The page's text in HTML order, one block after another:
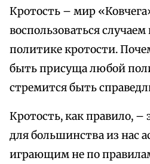
Кротость – мир
воспользоваться
политике кротости.
быть присуща любой
стремится быть
Кротость, как правило, –
для большинства из нас
играющим не по